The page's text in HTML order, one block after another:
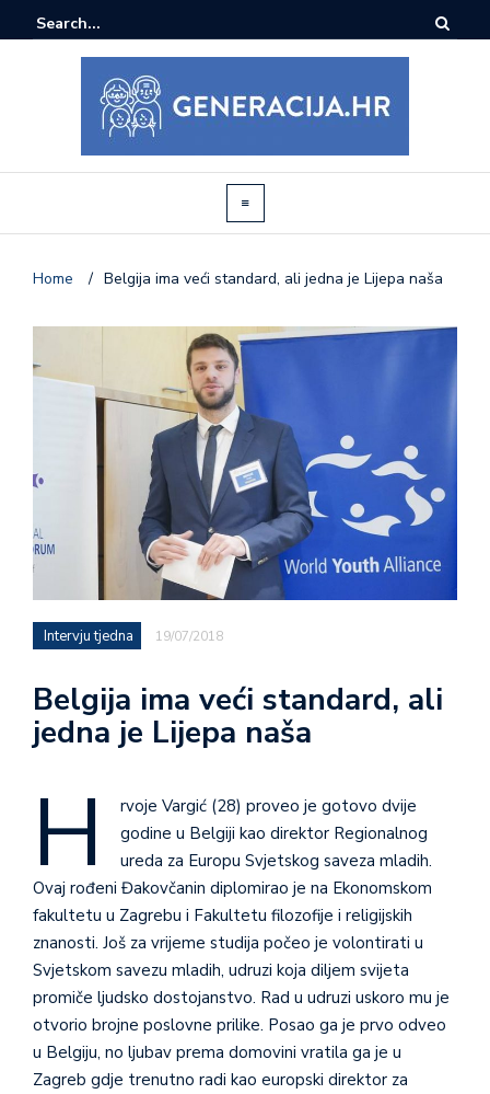
Home / Belgija ima veći standard, ali jedna je Lijepa naša
Intervju tjedna 19/07/2018
Belgija ima veći standard, ali
jedna je Lijepa naša
H
rvoje Vargić (28) proveo je gotovo dvije
godine u Belgiji kao direktor Regionalnog
ureda za Europu Svjetskog saveza mladih.
Ovaj rođeni Đakovčanin diplomirao je na Ekonomskom
fakultetu u Zagrebu i Fakultetu filozofije i religijskih
znanosti. Još za vrijeme studija počeo je volontirati u
Svjetskom savezu mladih, udruzi koja diljem svijeta
promiče ljudsko dostojanstvo. Rad u udruzi uskoro mu je
otvorio brojne poslovne prilike. Posao ga je prvo odveo
u Belgiju, no ljubav prema domovini vratila ga je u
Zagreb gdje trenutno radi kao europski direktor za